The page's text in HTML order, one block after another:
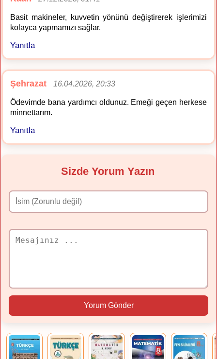
Basit makineler, kuvvetin yönünü değiştirerek işlerimizi
kolayca yapmamızı sağlar.
Yanıtla
Şehrazat 16.04.2026, 20:33
Ödevimde bana yardımcı oldunuz. Emeği geçen herkese
minnettarım.
Yanıtla
Sizde Yorum Yazın
Yorum Gönder